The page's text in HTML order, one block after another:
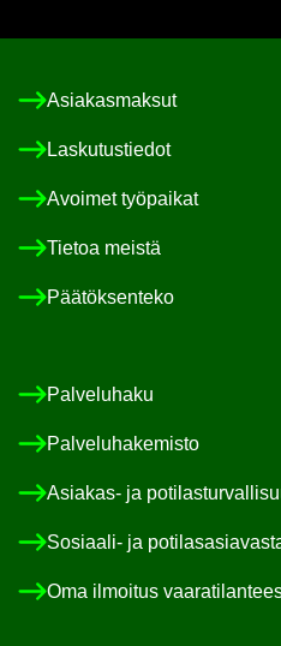
Asia­kas­mak­sut
Las­ku­tus­tie­dot
Avoi­met työ­pai­kat
Tie­toa meis­tä
Pää­tök­sen­te­ko
Pal­ve­lu­ha­ku
Pal­ve­lu­ha­ke­mis­to
Asiakas-​ ja
Sosiaali-​ ja
Oma il­moi­tus